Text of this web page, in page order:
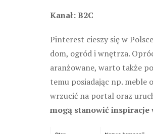
Kanał: B2C
Pinterest cieszy się w
dom, ogród i wnętrza.
aranżowane, warto także
temu posiadając np. meble
wrzucić na portal oraz
mogą stanowić